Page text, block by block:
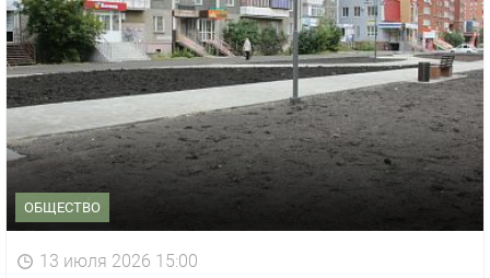
ОБЩЕСТВО
13 июля 2026 15:00